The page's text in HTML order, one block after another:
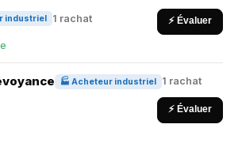
industriel 1 rachat ⚡ Évaluer
🏭 Acheteur industriel 1 rachat
⚡ Évaluer